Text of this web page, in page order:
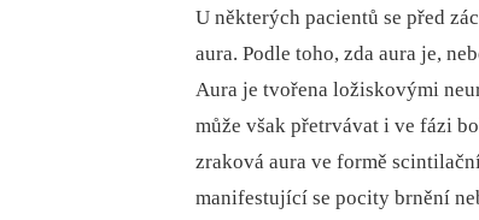
U ně­kte­rých pacientů se před
aura. Podle toho, zda aura je,
Aura je tvořena ložiskovými
může však přetrvávat i ve fázi
zraková aura ve formě
manifestující se pocity brnění